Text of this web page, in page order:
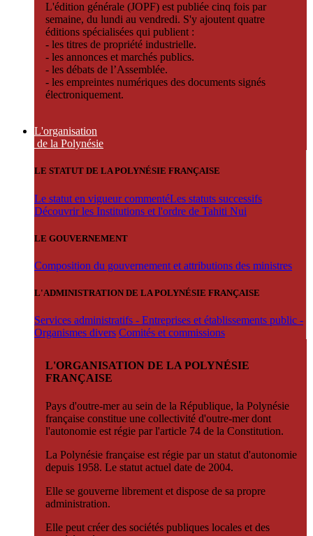
L'édition générale (JOPF) est publiée cinq fois par
semaine, du lundi au vendredi. S'y ajoutent quatre
éditions spécialisées qui publient :
- les titres de propriété industrielle.
- les annonces et marchés publics.
- les débats de l’Assemblée.
- les empreintes numériques des documents signés
électroniquement.
L'organisation
de la Polynésie
LE STATUT DE LA POLYNÉSIE FRANÇAISE
Le statut en vigueur commentéLes statuts successifs
Découvrir les Institutions et l'ordre de Tahiti Nui
LE GOUVERNEMENT
Composition du gouvernement et attributions des ministres
L'ADMINISTRATION DE LA POLYNÉSIE FRANÇAISE
Services administratifs - Entreprises et établissements public -
Organismes divers Comités et commissions
L'ORGANISATION DE LA POLYNÉSIE
FRANÇAISE
Pays d'outre-mer au sein de la République, la Polynésie
française constitue une collectivité d'outre-mer dont
l'autonomie est régie par l'article 74 de la Constitution.
La Polynésie française est régie par un statut d'autonomie
depuis 1958. Le statut actuel date de 2004.
Elle se gouverne librement et dispose de sa propre
administration.
Elle peut créer des sociétés publiques locales et des